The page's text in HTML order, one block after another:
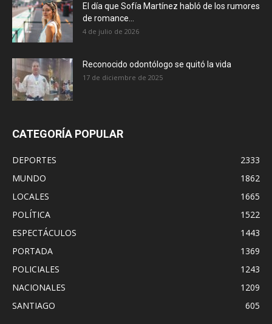
El día que Sofía Martínez habló de los rumores
de romance...
4 de julio de 2026
Reconocido odontólogo se quitó la vida
17 de diciembre de 2025
CATEGORÍA POPULAR
DEPORTES
2333
MUNDO
1862
LOCALES
1665
POLÍTICA
1522
ESPECTÁCULOS
1443
PORTADA
1369
POLICIALES
1243
NACIONALES
1209
SANTIAGO
605